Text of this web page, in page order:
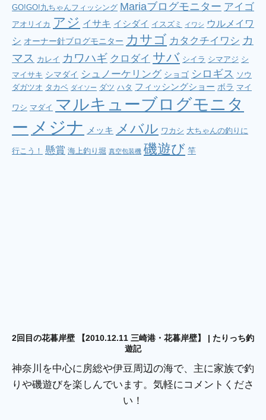
GO!GO!九ちゃんフィッシング Mariaブログモニター アイゴ
アオリイカ アジ イサキ イシダイ イスズミ イワシ ウルメイワ
シ オーナー針ブログモニター カサゴ カタクチイワシ カ
マス カレイ カワハギ クロダイ サバ シイラ シマアジ シ
マイサキ シマダイ シュノーケリング ショゴ シロギス ソウ
ダガツオ タカベ ダイソー ダツ ハタ フィッシングショー ボラ マイ
ワシ マダイ マルキューブログモニタ
ー メジナ メッキ メバル ワカシ 大ちゃんの釣りに
行こう！ 懸賞 海上釣り堀 真空包装機 磯遊び 竿
2回目の花暮岸壁 【2010.12.11 三崎港・花暮岸壁】 | たりっち釣
遊記
神奈川を中心に房総や伊豆周辺の海で、主に家族で釣
りや磯遊びを楽しんでいます。気軽にコメントくださ
い！